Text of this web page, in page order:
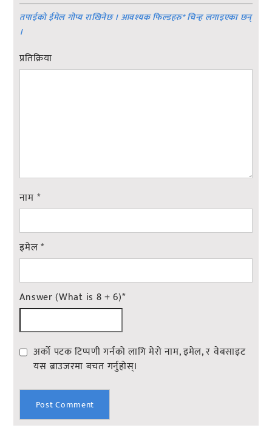
तपाईको ईमेल गोप्य राखिनेछ । आवश्यक फिल्डहरु*चिन्ह लगाइएका छन्
।
प्रतिक्रिया
नाम *
इमेल*
Answer (What is 8 + 6)*
अर्को पटक टिप्पणी गर्नको लागि मेरो नाम, इमेल, र वेबसाइट
यस ब्राउजरमा बचत गर्नुहोस्।